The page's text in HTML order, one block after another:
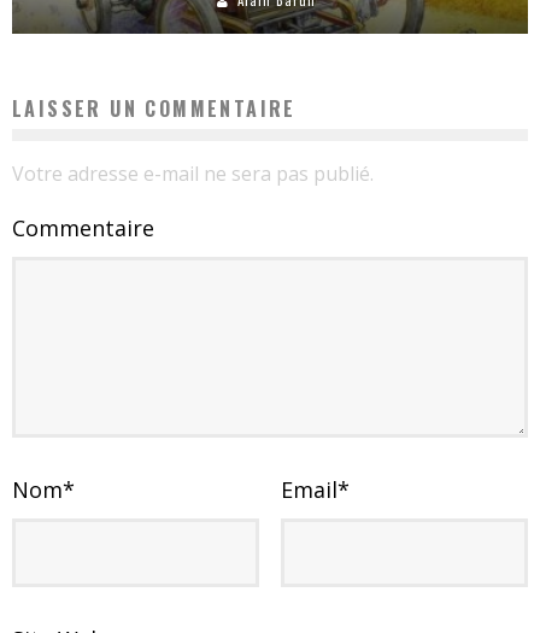
LAISSER UN COMMENTAIRE
Votre adresse e-mail ne sera pas publié.
Commentaire
Nom* Email*